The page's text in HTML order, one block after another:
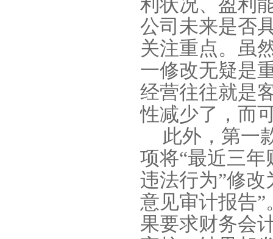
公司未来是否
关注重点。虽
一修改无疑是
经营往往就是
性减少了，而
此外，第一
项将“最近三
违法行为”修
意见审计报告
果要求财务会